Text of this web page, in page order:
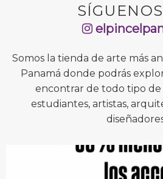
Somos la tienda de arte más
Panamá donde podrás
encontrar de todo tipo de
estudiantes, artistas,